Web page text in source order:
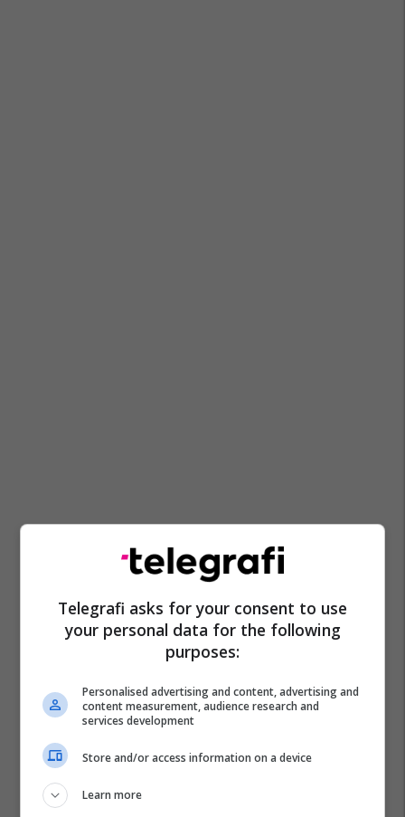
Telegrafi asks for your consent to use
your personal data for the following
purposes:
Personalised advertising and content, advertising and
content measurement, audience research and
services development
Store and/or access information on a device
Learn more